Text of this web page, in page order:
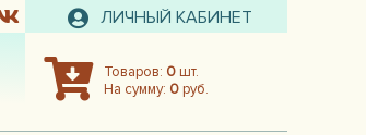
ЛИЧНЫЙ КАБИНЕТ
Товаров: 0шт.
На сумму: 0руб.